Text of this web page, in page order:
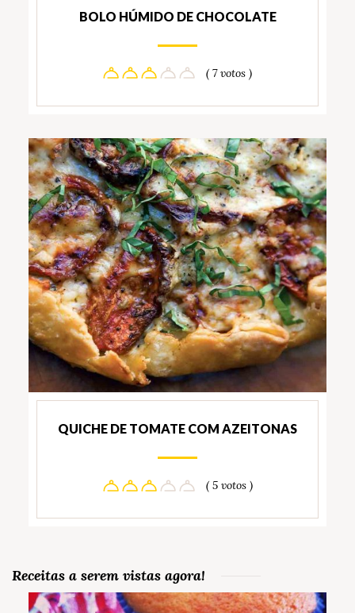
BOLO HÚMIDO DE CHOCOLATE
( 7 votos )
QUICHE DE TOMATE COM AZEITONAS
( 5 votos )
Receitas a serem vistas agora!